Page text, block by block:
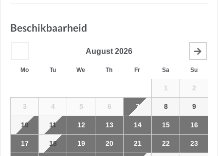
Beschikbaarheid
August 2026
Mo Tu We Th Fr Sa Su
1 2
3 4 5 6 7 8 9
10 11 12 13 14 15 16
17 18 19 20 21 22 23